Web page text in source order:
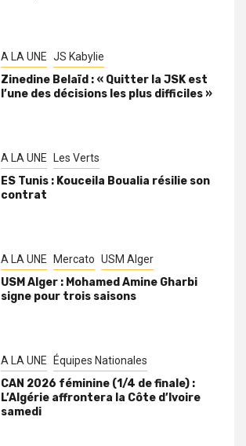
A LA UNE JS Kabylie
Zinedine Belaïd : « Quitter la JSK est
l’une des décisions les plus difficiles »
A LA UNE Les Verts
ES Tunis : Kouceila Boualia résilie son
contrat
A LA UNE Mercato USM Alger
USM Alger : Mohamed Amine Gharbi
signe pour trois saisons
A LA UNE Équipes Nationales
CAN 2026 féminine (1/4 de finale) :
L’Algérie affrontera la Côte d’Ivoire
samedi